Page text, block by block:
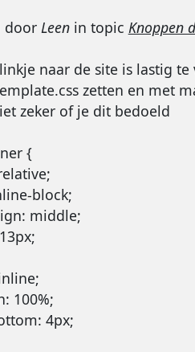
door Leenin topic Knoppen
naar de site is lastig
zetten en met
zeker of je dit bedoeld
{
block;
middle;
13px;
100%;
4px;